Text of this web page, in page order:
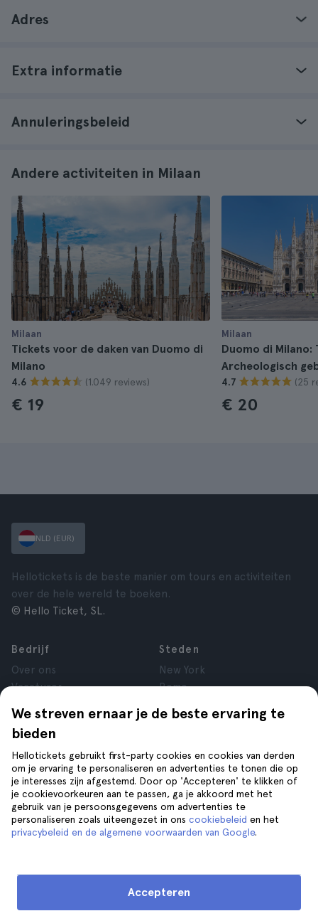
Adres
Extra informatie
Annuleringsbeleid
Andere activiteiten in Milaan
Milaan
Tickets voor de daken van Duomo di
Milano
4.6 (1.049 reviews)
€ 19
Milaan
Duomo di
Archeologisch
4.7 (25
€ 20
We streven ernaar je de beste ervaring te
bieden
Hellotickets gebruikt first-party cookies en cookies van derden
om je ervaring te personaliseren en advertenties te tonen die op
je interesses zijn afgestemd. Door op 'Accepteren' te klikken of
je cookievoorkeuren aan te passen, ga je akkoord met het
gebruik van je persoonsgegevens om advertenties te
personaliseren zoals uiteengezet in ons cookiebeleid en het
privacybeleid en de algemene voorwaarden van Google.
Accepteren
NLD (EUR)
Hellotickets is de beste manier om tours en activiteiten
over de hele wereld te boeken.
© Hello Ticket, SL.
Bedrijf
Over ons
Vacatures
Reviews
Privacy
Voorwaarden
Juridische kennisgeving
Cookies
Steden
New York
Rome
Londen
Krakau
Tenerife
Help
Volg ons op